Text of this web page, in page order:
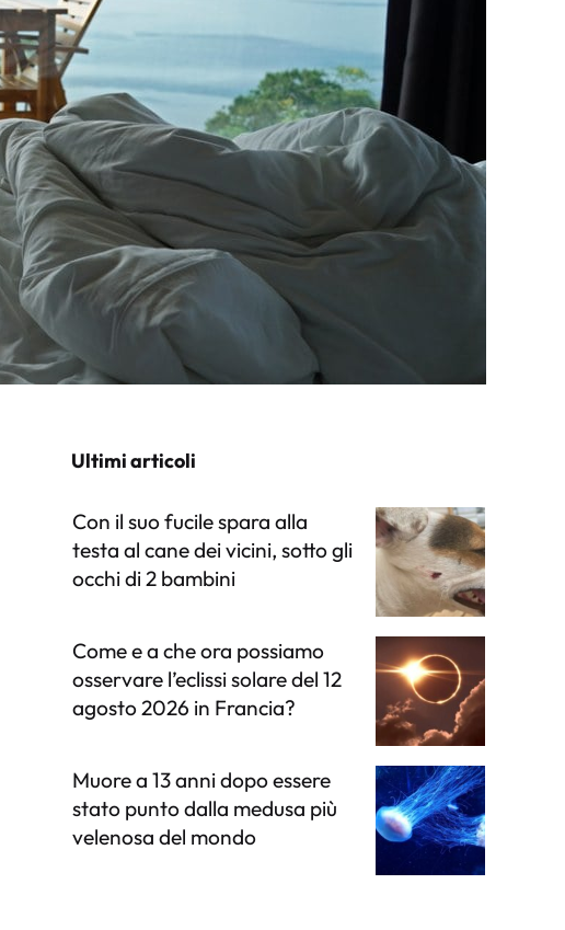
Ultimi articoli
Con il suo fucile spara alla
testa al cane dei vicini, sotto gli
occhi di 2 bambini
Come e a che ora possiamo
osservare l’eclissi solare del 12
agosto 2026 in Francia?
Muore a 13 anni dopo essere
stato punto dalla medusa più
velenosa del mondo